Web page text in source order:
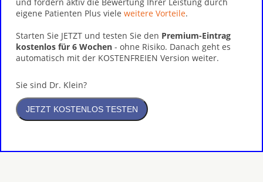
eigene Patienten Plus viele weitere Vorteile.
Starten Sie JETZT und testen Sie den Premium-Eintrag
kostenlos für 6 Wochen - ohne Risiko. Danach geht es
automatisch mit der KOSTENFREIEN Version weiter.
Sie sind Dr. Klein?